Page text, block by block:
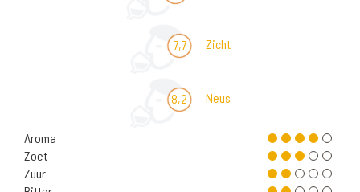
7,7 Zicht
8,2 Neus
Aroma
Zoet
Zuur